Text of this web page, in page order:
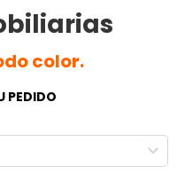
color.
PEDIDO